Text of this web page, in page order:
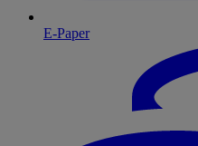
E-Paper